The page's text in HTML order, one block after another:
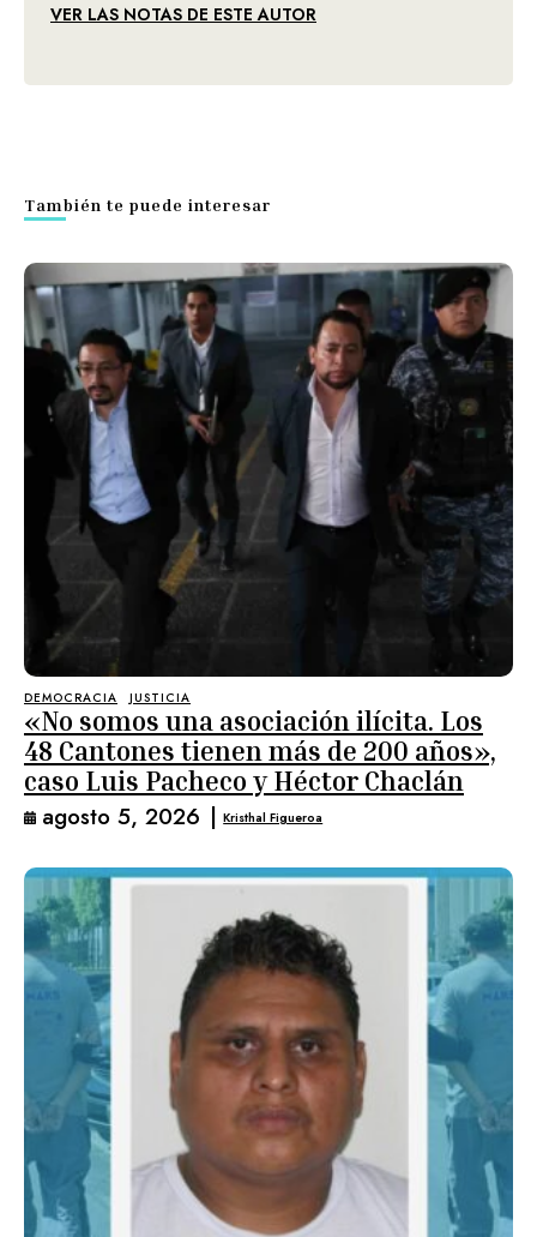
VER LAS NOTAS DE ESTE AUTOR
También te puede interesar
DEMOCRACIA JUSTICIA
«No somos una asociación ilícita. Los
48 Cantones tienen más de 200 años»,
caso Luis Pacheco y Héctor Chaclán
agosto 5, 2026 | Kristhal Figueroa